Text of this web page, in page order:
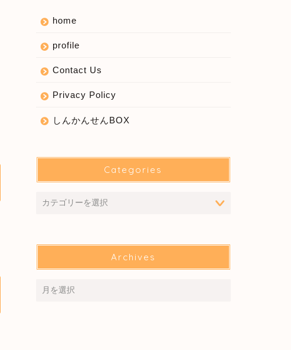
home
profile
Contact Us
Privacy Policy
しんかんせんBOX
Categories
Archives